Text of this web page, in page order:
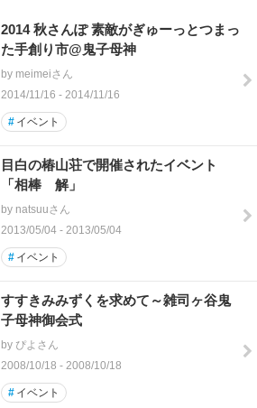
2014 秋さんぽ 素敵がぎゅーっとつまっ
た手創り市@鬼子母神
by meimeiさん
2014/11/16 - 2014/11/16
# イベント
目白の椿山荘で開催されたイベント
「相棒 解」
by natsuuさん
2013/05/04 - 2013/05/04
# イベント
すすきみみずくを求めて～雑司ヶ谷鬼
子母神御会式
by ぴよさん
2008/10/18 - 2008/10/18
# イベント